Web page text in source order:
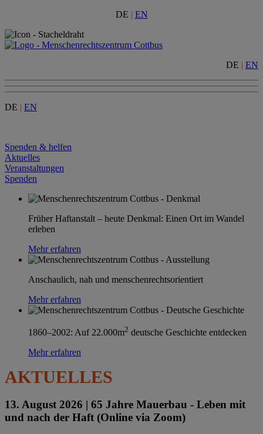
DE | EN
DE | EN
DE | EN
Spenden & helfen
Aktuelles
Veranstaltungen
Spenden
Früher Haftanstalt – heute Denkmal: Einen Ort im Wandel
erleben
Mehr erfahren
Anschaulich, nah und menschenrechtsorientiert
Mehr erfahren
1860–2002: Auf 22.000m2 deutsche Geschichte entdecken
Mehr erfahren
AKTUELLES
13. August 2026 | 65 Jahre Mauerbau - Leben mit
und nach der Haft (Online via Zoom)